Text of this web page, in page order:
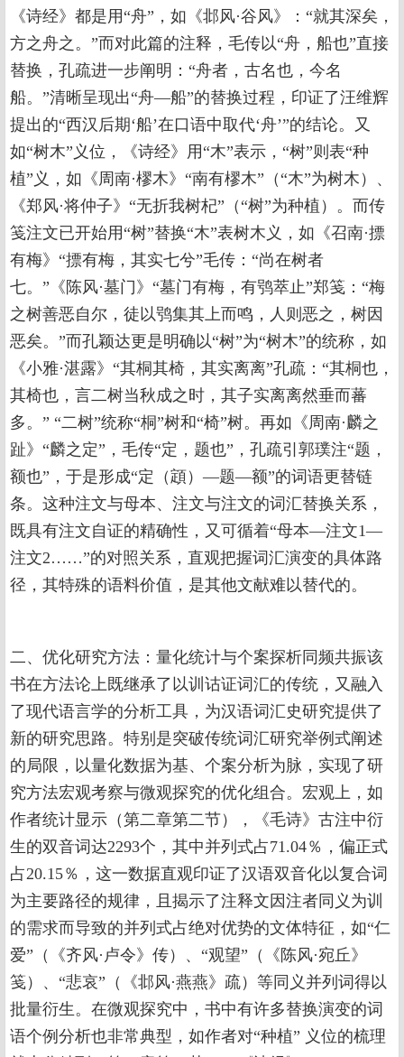
《诗经》都是用“舟”，如《邶风·谷风》：“就其深矣，
方之舟之。”而对此篇的注释，毛传以“舟，船也”直接
替换，孔疏进一步阐明：“舟者，古名也，今名
船。”清晰呈现出“舟—船”的替换过程，印证了汪维辉
提出的“西汉后期‘船’在口语中取代‘舟’”的结论。又
如“树木”义位，《诗经》用“木”表示，“树”则表“种
植”义，如《周南·樛木》“南有樛木”（“木”为树木）、
《郑风·将仲子》“无折我树杞”（“树”为种植）。而传
笺注文已开始用“树”替换“木”表树木义，如《召南·摽
有梅》“摽有梅，其实七兮”毛传：“尚在树者
七。”《陈风·墓门》“墓门有梅，有鸮萃止”郑笺：“梅
之树善恶自尔，徒以鸮集其上而鸣，人则恶之，树因
恶矣。”而孔颖达更是明确以“树”为“树木”的统称，如
《小雅·湛露》“其桐其椅，其实离离”孔疏：“其桐也，
其椅也，言二树当秋成之时，其子实离离然垂而蕃
多。” “二树”统称“桐”树和“椅”树。再如《周南·麟之
趾》“麟之定”，毛传“定，题也”，孔疏引郭璞注“题，
额也”，于是形成“定（顁）—题—额”的词语更替链
条。这种注文与母本、注文与注文的词汇替换关系，
既具有注文自证的精确性，又可循着“母本—注文1—
注文2……”的对照关系，直观把握词汇演变的具体路
径，其特殊的语料价值，是其他文献难以替代的。
二、优化研究方法：量化统计与个案探析同频共振该
书在方法论上既继承了以训诂证词汇的传统，又融入
了现代语言学的分析工具，为汉语词汇史研究提供了
新的研究思路。特别是突破传统词汇研究举例式阐述
的局限，以量化数据为基、个案分析为脉，实现了研
究方法宏观考察与微观探究的优化组合。宏观上，如
作者统计显示（第二章第二节），《毛诗》古注中衍
生的双音词达2293个，其中并列式占71.04％，偏正式
占20.15％，这一数据直观印证了汉语双音化以复合词
为主要路径的规律，且揭示了注释文因注者同义为训
的需求而导致的并列式占绝对优势的文体特征，如“仁
爱”（《齐风·卢令》传）、“观望”（《陈风·宛丘》
笺）、“悲哀”（《邶风·燕燕》疏）等同义并列词得以
批量衍生。在微观探究中，书中有许多替换演变的词
语个例分析也非常典型，如作者对“种植” 义位的梳理